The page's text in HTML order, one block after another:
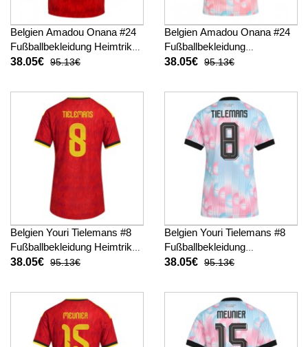
Belgien Amadou Onana #24
Fußballbekleidung Heimtrikot
Damen WM 2026 Kurzarm
38.05€ 95.13€
Belgien Amadou Onana #24
Fußballbekleidung
Auswärtstrikot Damen WM
38.05€ 95.13€
Belgien Youri Tielemans #8
Fußballbekleidung Heimtrikot
Damen WM 2026 Kurzarm
38.05€ 95.13€
Belgien Youri Tielemans #8
Fußballbekleidung
Auswärtstrikot Damen WM
38.05€ 95.13€